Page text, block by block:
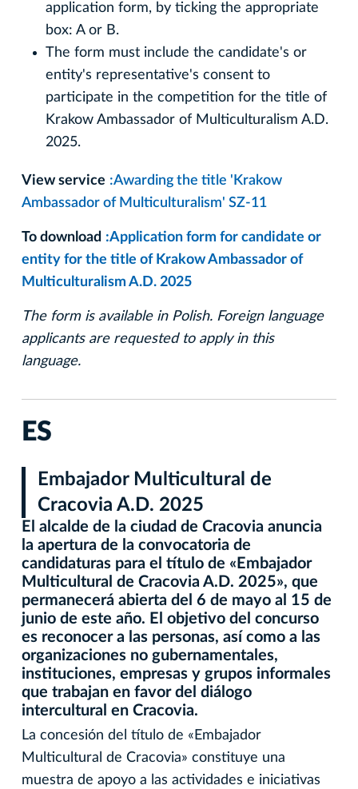
application form, by ticking the appropriate
box: A or B.
The form must include the candidate's or
entity's representative's consent to
participate in the competition for the title of
Krakow Ambassador of Multiculturalism A.D.
2025.
View service :Awarding the title 'Krakow
Ambassador of Multiculturalism' SZ-11
To download :Application form for candidate or
entity for the title of Krakow Ambassador of
Multiculturalism A.D. 2025
The form is available in Polish. Foreign language
applicants are requested to apply in this
language.
ES
Embajador Multicultural de
Cracovia A.D. 2025
El alcalde de la ciudad de Cracovia anuncia
la apertura de la convocatoria de
candidaturas para el título de «Embajador
Multicultural de Cracovia A.D. 2025», que
permanecerá abierta del 6 de mayo al 15 de
junio de este año. El objetivo del concurso
es reconocer a las personas, así como a las
organizaciones no gubernamentales,
instituciones, empresas y grupos informales
que trabajan en favor del diálogo
intercultural en Cracovia.
La concesión del título de «Embajador
Multicultural de Cracovia» constituye una
muestra de apoyo a las actividades e iniciativas